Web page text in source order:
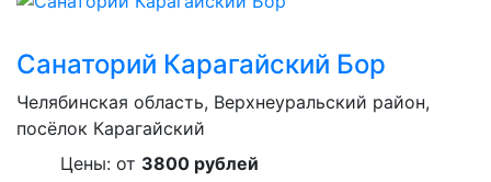
Санаторий Карагайский Бор
Челябинская область, Верхнеуральский район,
посёлок Карагайский
Цены: от 3800 рублей